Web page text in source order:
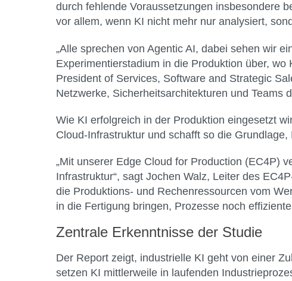
durch fehlende Voraussetzungen insbesondere
vor allem, wenn KI nicht mehr nur analysiert,
„Alle sprechen von Agentic AI, dabei sehen wir
Experimentierstadium in die Produktion über,
President of Services, Software and Strategic
Netzwerke, Sicherheitsarchitekturen und Teams
Wie KI erfolgreich in der Produktion eingesetzt
Cloud-Infrastruktur und schafft so die
„Mit unserer Edge Cloud for Production (EC4P)
Infrastruktur“, sagt Jochen Walz, Leiter des
die Produktions- und Rechenressourcen vom
in die Fertigung bringen, Prozesse noch
Zentrale Erkenntnisse der Studie
Der Report zeigt, industrielle KI geht von einer
setzen KI mittlerweile in laufenden